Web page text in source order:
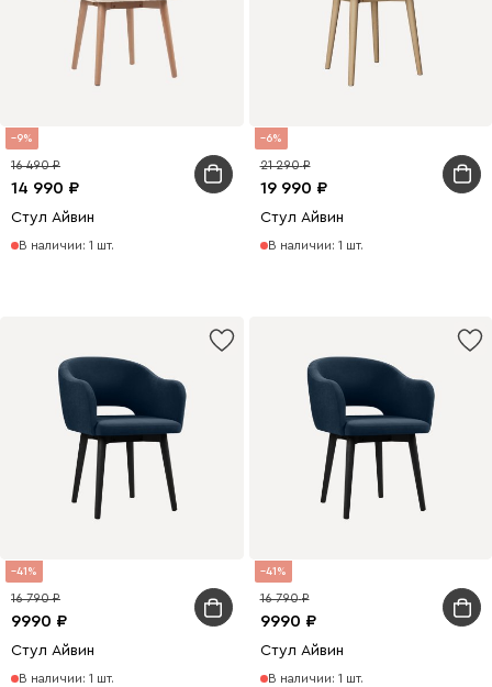
9
14 990
16 490
Стул Айвин
В наличии: 1 шт.
6
19 990
21 290
Стул Айвин
В наличии: 1 шт.
41
9990
16 790
Стул Айвин
В наличии: 1 шт.
41
9990
16 790
Стул Айвин
В наличии: 1 шт.